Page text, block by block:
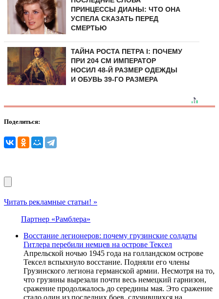
ПРИНЦЕССЫ ДИАНЫ: ЧТО ОНА
УСПЕЛА СКАЗАТЬ ПЕРЕД
СМЕРТЬЮ
ТАЙНА РОСТА ПЕТРА I: ПОЧЕМУ
ПРИ 204 СМ ИМПЕРАТОР
НОСИЛ 48-Й РАЗМЕР ОДЕЖДЫ
И ОБУВЬ 39-ГО РАЗМЕРА
Поделиться:
Читать рекламные статьи! »
Партнер «Рамблера»
Восстание легионеров: почему грузинские солдаты
Гитлера перебили немцев на острове Тексел
Апрельской ночью 1945 года на голландском острове
Тексел вспыхнуло восстание. Подняли его члены
Грузинского легиона германской армии. Несмотря на то,
что грузины вырезали почти весь немецкий гарнизон,
сражение продолжалось до середины мая. Это сражение
стало один из последних боев, случившихся на